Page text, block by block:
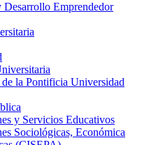
Emprendedor
la Pontificia Universidad
y Servicios Educativos
Sociológicas, Económica